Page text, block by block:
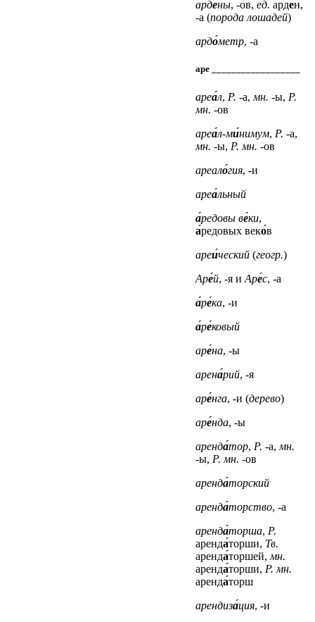
арде́ны, -ов, ед. арде́н,
-а (порода лошадей)
ардо́метр, -а
аре __________________
ареа́л, Р. -а, мн. -ы, Р.
мн. -ов
ареа́л-ми́нимум, Р. -а,
мн. -ы, Р. мн. -ов
ареало́гия, -и
ареа́льный
а́редовы ве́ки,
а́редовых веко́в
ареи́ческий (геогр.)
Аре́й, -я и Аре́с, -а
а́ре́ка, -и
а́ре́ковый
аре́на, -ы
арена́рий, -я
аре́нга, -и (дерево)
аре́нда, -ы
аренда́тор, Р. -а, мн.
-ы, Р. мн. -ов
аренда́торский
аренда́торство, -а
аренда́торша, Р.
аренда́торши, Тв.
аренда́торшей, мн.
аренда́торши, Р. мн.
аренда́торш
арендиза́ция, -и